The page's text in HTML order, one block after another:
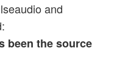
and
been the source